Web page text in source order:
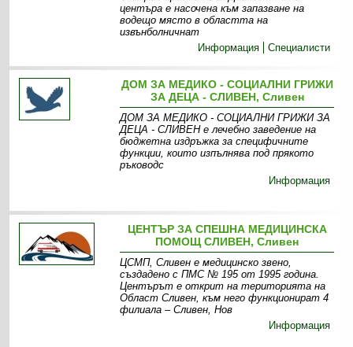
центъра е насочена към запазване на
водещо място в областта на
извънболничнат
Информация
Специалисти
ДОМ ЗА МЕДИКО - СОЦИАЛНИ ГРИЖИ
ЗА ДЕЦА - СЛИВЕН, Сливен
ДОМ ЗА МЕДИКО - СОЦИАЛНИ ГРИЖИ ЗА
ДЕЦА - СЛИВЕН е лечебно заведение на
бюджетна издръжка за специфичните
функции, които изпълнява под прякото
ръководс
Информация
ЦЕНТЪР ЗА СПЕШНА МЕДИЦИНСКА
ПОМОЩ СЛИВЕН, Сливен
ЦСМП, Сливен е медицинско звено,
създадено с ПМС № 195 от 1995 година.
Центърът е открит на територията на
Област Сливен, към него функционират 4
филиала – Сливен, Нов
Информация